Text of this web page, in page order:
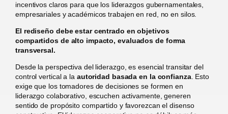
incentivos claros para que los liderazgos gubernamentales,
empresariales y académicos trabajen en red, no en silos.
El rediseño debe estar centrado en objetivos
compartidos de alto impacto, evaluados de forma
transversal.
Desde la perspectiva del liderazgo, es esencial transitar del
control vertical a la autoridad basada en la confianza. Esto
exige que los tomadores de decisiones se formen en
liderazgo colaborativo, escuchen activamente, generen
sentido de propósito compartido y favorezcan el disenso